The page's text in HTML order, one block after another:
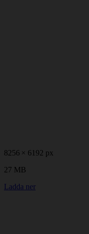
8256 × 6192 px
27 MB
Ladda ner